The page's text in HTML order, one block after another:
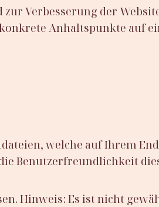
Verbesserung der
Anhaltspunkte auf
welche auf Ihrem
Benutzerfreundlichkeit
Hinweis: Es ist nicht